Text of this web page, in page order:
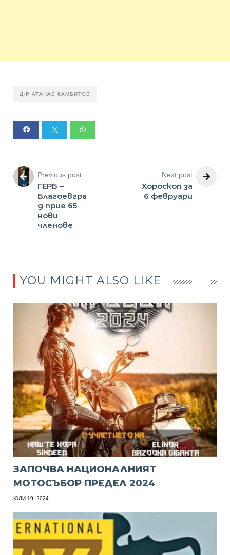
Д-Р АТАНАС КАМБИТОВ
Previous post
ГЕРБ –
Благоевгра
д прие 65
нови
членове
Next post
Хороскоп за
6 февруари
YOU MIGHT ALSO LIKE
ЗАПОЧВА НАЦИОНАЛНИЯТ
МОТОСЪБОР ПРЕДЕЛ 2024
ЮЛИ 19, 2024